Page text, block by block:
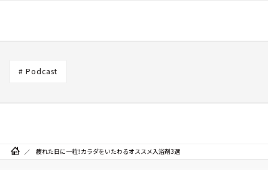
# Podcast
疲れた日に一粒！カラダをいたわるオススメ入浴剤3選